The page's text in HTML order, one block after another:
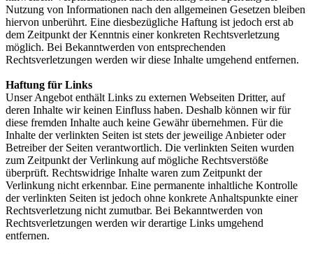
Nutzung von Informationen nach den allgemeinen Gesetzen bleiben
hiervon unberührt. Eine diesbezügliche Haftung ist jedoch erst ab
dem Zeitpunkt der Kenntnis einer konkreten Rechtsverletzung
möglich. Bei Bekanntwerden von entsprechenden
Rechtsverletzungen werden wir diese Inhalte umgehend entfernen.
Haftung für Links
Unser Angebot enthält Links zu externen Webseiten Dritter, auf
deren Inhalte wir keinen Einfluss haben. Deshalb können wir für
diese fremden Inhalte auch keine Gewähr übernehmen. Für die
Inhalte der verlinkten Seiten ist stets der jeweilige Anbieter oder
Betreiber der Seiten verantwortlich. Die verlinkten Seiten wurden
zum Zeitpunkt der Verlinkung auf mögliche Rechtsverstöße
überprüft. Rechtswidrige Inhalte waren zum Zeitpunkt der
Verlinkung nicht erkennbar. Eine permanente inhaltliche Kontrolle
der verlinkten Seiten ist jedoch ohne konkrete Anhaltspunkte einer
Rechtsverletzung nicht zumutbar. Bei Bekanntwerden von
Rechtsverletzungen werden wir derartige Links umgehend
entfernen.